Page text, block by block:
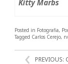
Kitty Marbs
Posted in Fotografia,
Tagged Carlos Cerejo,
PREVIOUS: